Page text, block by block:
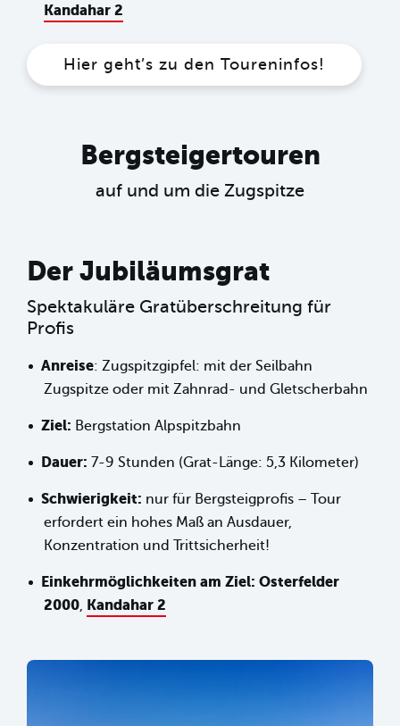
Kandahar 2
Hier geht’s zu den Toureninfos!
Bergsteigertouren
auf und um die Zugspitze
Der Jubiläumsgrat
Spektakuläre Gratüberschreitung für
Profis
Anreise: Zugspitzgipfel: mit der Seilbahn
Zugspitze oder mit Zahnrad- und Gletscherbahn
Ziel: Bergstation Alpspitzbahn
Dauer: 7-9 Stunden (Grat-Länge: 5,3 Kilometer)
Schwierigkeit: nur für Bergsteigprofis – Tour
erfordert ein hohes Maß an Ausdauer,
Konzentration und Trittsicherheit!
Einkehrmöglichkeiten am Ziel: Osterfelder
2000 Kandahar 2
sr.lightbox.Bild vergrößern